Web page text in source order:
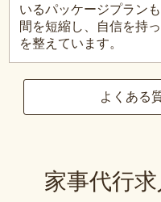
いるパッケージプラン
間を短縮し、自信を持
を整えています。
よくある
家事代行